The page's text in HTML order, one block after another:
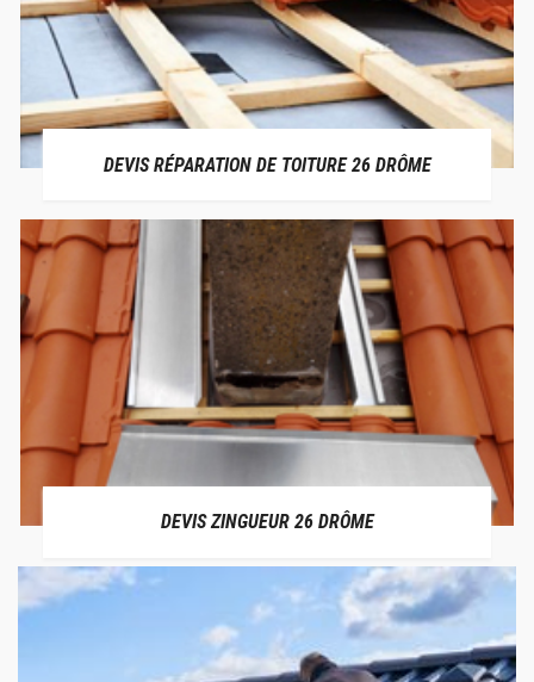
DEVIS RÉPARATION DE TOITURE 26 DRÔME
DEVIS ZINGUEUR 26 DRÔME